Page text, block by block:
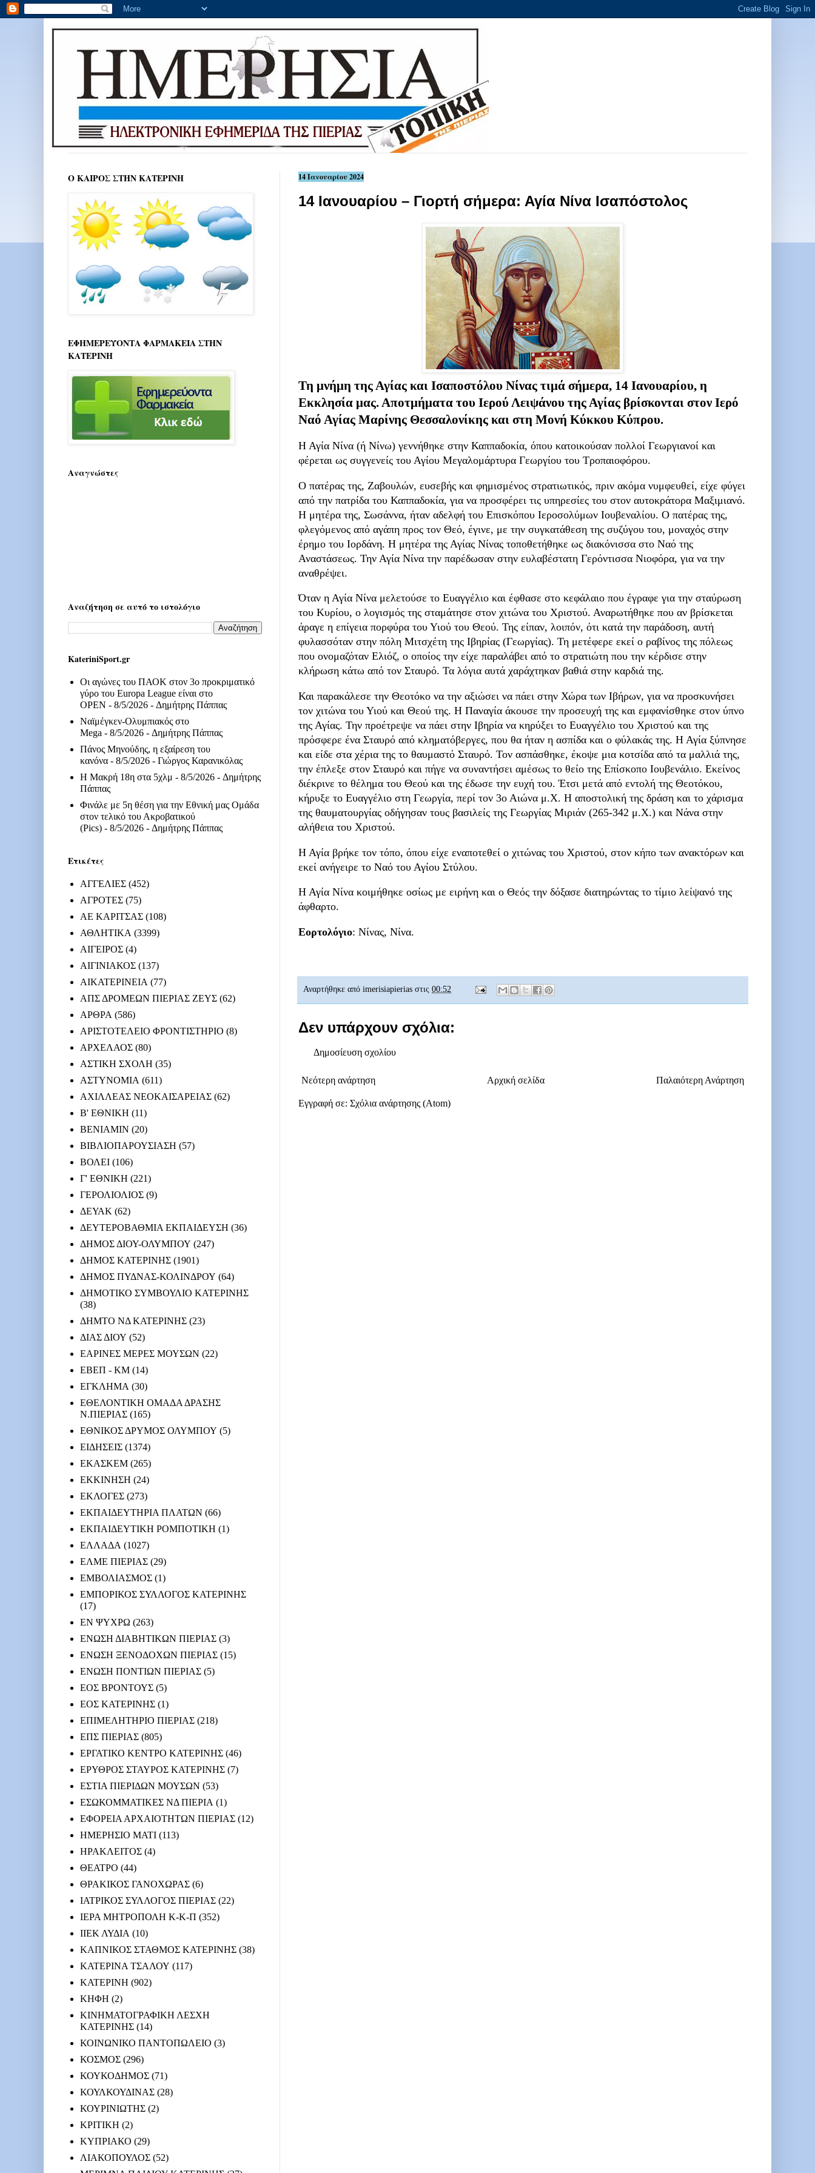
14 Ιανουαρίου 2024
14 Ιανουαρίου – Γιορτή σήμερα: Αγία Νίνα Ισαπόστολος
Τη μνήμη της Αγίας και Ισαποστόλου Νίνας τιμά σήμερα, 14 Ιανουαρίου, η
Εκκλησία μας. Αποτμήματα του Ιερού Λειψάνου της Αγίας βρίσκονται στον Ιερό
Ναό Αγίας Μαρίνης Θεσσαλονίκης και στη Μονή Κύκκου Κύπρου.
Η Αγία Νίνα (ή Νίνω) γεννήθηκε στην Καππαδοκία, όπου κατοικούσαν πολλοί Γεωργιανοί και
φέρεται ως συγγενείς του Αγίου Μεγαλομάρτυρα Γεωργίου του Τροπαιοφόρου.
Ο πατέρας της, Ζαβουλών, ευσεβής και φημισμένος στρατιωτικός, πριν ακόμα νυμφευθεί, είχε φύγει
από την πατρίδα του Καππαδοκία, για να προσφέρει τις υπηρεσίες του στον αυτοκράτορα Μαξιμιανό.
Η μητέρα της, Σωσάννα, ήταν αδελφή του Επισκόπου Ιεροσολύμων Ιουβεναλίου. Ο πατέρας της,
φλεγόμενος από αγάπη προς τον Θεό, έγινε, με την συγκατάθεση της συζύγου του, μοναχός στην
έρημο του Ιορδάνη. Η μητέρα της Αγίας Νίνας τοποθετήθηκε ως διακόνισσα στο Ναό της
Αναστάσεως. Την Αγία Νίνα την παρέδωσαν στην ευλαβέστατη Γερόντισσα Νιοφόρα, για να την
αναθρέψει.
Όταν η Αγία Νίνα μελετούσε το Ευαγγέλιο και έφθασε στο κεφάλαιο που έγραφε για την σταύρωση
του Κυρίου, ο λογισμός της σταμάτησε στον χιτώνα του Χριστού. Αναρωτήθηκε που αν βρίσκεται
άραγε η επίγεια πορφύρα του Υιού του Θεού. Της είπαν, λοιπόν, ότι κατά την παράδοση, αυτή
φυλασσόταν στην πόλη Μιτσχέτη της Ιβηρίας (Γεωργίας). Τη μετέφερε εκεί ο ραβίνος της πόλεως
που ονομαζόταν Ελιόζ, ο οποίος την είχε παραλάβει από το στρατιώτη που την κέρδισε στην
κλήρωση κάτω από τον Σταυρό. Τα λόγια αυτά χαράχτηκαν βαθιά στην καρδιά της.
Και παρακάλεσε την Θεοτόκο να την αξιώσει να πάει στην Χώρα των Ιβήρων, για να προσκυνήσει
τον χιτώνα του Υιού και Θεού της. Η Παναγία άκουσε την προσευχή της και εμφανίσθηκε στον ύπνο
της Αγίας. Την προέτρεψε να πάει στην Ιβηρία να κηρύξει το Ευαγγέλιο του Χριστού και της
πρόσφερε ένα Σταυρό από κληματόβεργες, που θα ήταν η ασπίδα και ο φύλακάς της. Η Αγία ξύπνησε
και είδε στα χέρια της το θαυμαστό Σταυρό. Τον ασπάσθηκε, έκοψε μια κοτσίδα από τα μαλλιά της,
την έπλεξε στον Σταυρό και πήγε να συναντήσει αμέσως το θείο της Επίσκοπο Ιουβενάλιο. Εκείνος
διέκρινε το θέλημα του Θεού και της έδωσε την ευχή του. Έτσι μετά από εντολή της Θεοτόκου,
κήρυξε το Ευαγγέλιο στη Γεωργία, περί τον 3ο Αιώνα μ.Χ. Η αποστολική της δράση και το χάρισμα
της θαυματουργίας οδήγησαν τους βασιλείς της Γεωργίας Μιριάν (265-342 μ.Χ.) και Νάνα στην
αλήθεια του Χριστού.
Η Αγία βρήκε τον τόπο, όπου είχε εναποτεθεί ο χιτώνας του Χριστού, στον κήπο των ανακτόρων και
εκεί ανήγειρε το Ναό του Αγίου Στύλου.
Η Αγία Νίνα κοιμήθηκε οσίως με ειρήνη και ο Θεός την δόξασε διατηρώντας το τίμιο λείψανό της
άφθαρτο.
Εορτολόγιο: Νίνας, Νίνα.
Αναρτήθηκε από imerisiapierias στις 00:52
Δεν υπάρχουν σχόλια:
Δημοσίευση σχολίου
Νεότερη ανάρτηση Παλαιότερη Ανάρτηση
Αρχική σελίδα
Εγγραφή σε: Σχόλια ανάρτησης (Atom)
Ο ΚΑΙΡΟΣ ΣΤΗΝ ΚΑΤΕΡΙΝΗ
ΕΦΗΜΕΡΕΥΟΝΤΑ ΦΑΡΜΑΚΕΙΑ ΣΤΗΝ
ΚΑΤΕΡΙΝΗ
Αναγνώστες
Αναζήτηση σε αυτό το ιστολόγιο
KateriniSport.gr
Οι αγώνες του ΠΑΟΚ στον 3ο προκριματικό
γύρο του Europa League είναι στο
OPEN - 8/5/2026 - Δημήτρης Πάππας
Ναϊμέγκεν-Ολυμπιακός στο
Mega - 8/5/2026 - Δημήτρης Πάππας
Πάνος Μηνούδης, η εξαίρεση του
κανόνα - 8/5/2026 - Γιώργος Καρανικόλας
Η Μακρή 18η στα 5χλμ - 8/5/2026 - Δημήτρης
Πάππας
Φινάλε με 5η θέση για την Εθνική μας Ομάδα
στον τελικό του Ακροβατικού
(Pics) - 8/5/2026 - Δημήτρης Πάππας
Ετικέτες
ΑΓΓΕΛΙΕΣ (452)
ΑΓΡΟΤΕΣ (75)
ΑΕ ΚΑΡΙΤΣΑΣ (108)
ΑΘΛΗΤΙΚΑ (3399)
ΑΙΓΕΙΡΟΣ (4)
ΑΙΓΙΝΙΑΚΟΣ (137)
ΑΙΚΑΤΕΡΙΝΕΙΑ (77)
ΑΠΣ ΔΡΟΜΕΩΝ ΠΙΕΡΙΑΣ ΖΕΥΣ (62)
ΑΡΘΡΑ (586)
ΑΡΙΣΤΟΤΕΛΕΙΟ ΦΡΟΝΤΙΣΤΗΡΙΟ (8)
ΑΡΧΕΛΑΟΣ (80)
ΑΣΤΙΚΗ ΣΧΟΛΗ (35)
ΑΣΤΥΝΟΜΙΑ (611)
ΑΧΙΛΛΕΑΣ ΝΕΟΚΑΙΣΑΡΕΙΑΣ (62)
Β' ΕΘΝΙΚΗ (11)
ΒΕΝΙΑΜΙΝ (20)
ΒΙΒΛΙΟΠΑΡΟΥΣΙΑΣΗ (57)
ΒΟΛΕΙ (106)
Γ' ΕΘΝΙΚΗ (221)
ΓΕΡΟΛΙΟΛΙΟΣ (9)
ΔΕΥΑΚ (62)
ΔΕΥΤΕΡΟΒΑΘΜΙΑ ΕΚΠΑΙΔΕΥΣΗ (36)
ΔΗΜΟΣ ΔΙΟΥ-ΟΛΥΜΠΟΥ (247)
ΔΗΜΟΣ ΚΑΤΕΡΙΝΗΣ (1901)
ΔΗΜΟΣ ΠΥΔΝΑΣ-ΚΟΛΙΝΔΡΟΥ (64)
ΔΗΜΟΤΙΚΟ ΣΥΜΒΟΥΛΙΟ ΚΑΤΕΡΙΝΗΣ
(38)
ΔΗΜΤΟ ΝΔ ΚΑΤΕΡΙΝΗΣ (23)
ΔΙΑΣ ΔΙΟΥ (52)
ΕΑΡΙΝΕΣ ΜΕΡΕΣ ΜΟΥΣΩΝ (22)
ΕΒΕΠ - ΚΜ (14)
ΕΓΚΛΗΜΑ (30)
ΕΘΕΛΟΝΤΙΚΗ ΟΜΑΔΑ ΔΡΑΣΗΣ
Ν.ΠΙΕΡΙΑΣ (165)
ΕΘΝΙΚΟΣ ΔΡΥΜΟΣ ΟΛΥΜΠΟΥ (5)
ΕΙΔΗΣΕΙΣ (1374)
ΕΚΑΣΚΕΜ (265)
ΕΚΚΙΝΗΣΗ (24)
ΕΚΛΟΓΕΣ (273)
ΕΚΠΑΙΔΕΥΤΗΡΙΑ ΠΛΑΤΩΝ (66)
ΕΚΠΑΙΔΕΥΤΙΚΗ ΡΟΜΠΟΤΙΚΗ (1)
ΕΛΛΑΔΑ (1027)
ΕΛΜΕ ΠΙΕΡΙΑΣ (29)
ΕΜΒΟΛΙΑΣΜΟΣ (1)
ΕΜΠΟΡΙΚΟΣ ΣΥΛΛΟΓΟΣ ΚΑΤΕΡΙΝΗΣ
(17)
ΕΝ ΨΥΧΡΩ (263)
ΕΝΩΣΗ ΔΙΑΒΗΤΙΚΩΝ ΠΙΕΡΙΑΣ (3)
ΕΝΩΣΗ ΞΕΝΟΔΟΧΩΝ ΠΙΕΡΙΑΣ (15)
ΕΝΩΣΗ ΠΟΝΤΙΩΝ ΠΙΕΡΙΑΣ (5)
ΕΟΣ ΒΡΟΝΤΟΥΣ (5)
ΕΟΣ ΚΑΤΕΡΙΝΗΣ (1)
ΕΠΙΜΕΛΗΤΗΡΙΟ ΠΙΕΡΙΑΣ (218)
ΕΠΣ ΠΙΕΡΙΑΣ (805)
ΕΡΓΑΤΙΚΟ ΚΕΝΤΡΟ ΚΑΤΕΡΙΝΗΣ (46)
ΕΡΥΘΡΟΣ ΣΤΑΥΡΟΣ ΚΑΤΕΡΙΝΗΣ (7)
ΕΣΤΙΑ ΠΙΕΡΙΔΩΝ ΜΟΥΣΩΝ (53)
ΕΣΩΚΟΜΜΑΤΙΚΕΣ ΝΔ ΠΙΕΡΙΑ (1)
ΕΦΟΡΕΙΑ ΑΡΧΑΙΟΤΗΤΩΝ ΠΙΕΡΙΑΣ (12)
ΗΜΕΡΗΣΙΟ ΜΑΤΙ (113)
ΗΡΑΚΛΕΙΤΟΣ (4)
ΘΕΑΤΡΟ (44)
ΘΡΑΚΙΚΟΣ ΓΑΝΟΧΩΡΑΣ (6)
ΙΑΤΡΙΚΟΣ ΣΥΛΛΟΓΟΣ ΠΙΕΡΙΑΣ (22)
ΙΕΡΑ ΜΗΤΡΟΠΟΛΗ Κ-Κ-Π (352)
ΙΙΕΚ ΛΥΔΙΑ (10)
ΚΑΠΝΙΚΟΣ ΣΤΑΘΜΟΣ ΚΑΤΕΡΙΝΗΣ (38)
ΚΑΤΕΡΙΝΑ ΤΣΑΛΟΥ (117)
ΚΑΤΕΡΙΝΗ (902)
ΚΗΦΗ (2)
ΚΙΝΗΜΑΤΟΓΡΑΦΙΚΗ ΛΕΣΧΗ
ΚΑΤΕΡΙΝΗΣ (14)
ΚΟΙΝΩΝΙΚΟ ΠΑΝΤΟΠΩΛΕΙΟ (3)
ΚΟΣΜΟΣ (296)
ΚΟΥΚΟΔΗΜΟΣ (71)
ΚΟΥΛΚΟΥΔΙΝΑΣ (28)
ΚΟΥΡΙΝΙΩΤΗΣ (2)
ΚΡΙΤΙΚΗ (2)
ΚΥΠΡΙΑΚΟ (29)
ΛΙΑΚΟΠΟΥΛΟΣ (52)